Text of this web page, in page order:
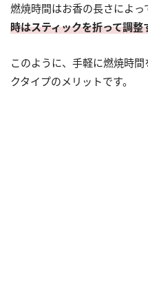
燃焼時間はお香の長さによっ
時はスティックを折って調整
このように、手軽に燃焼時
クタイプのメリットです。